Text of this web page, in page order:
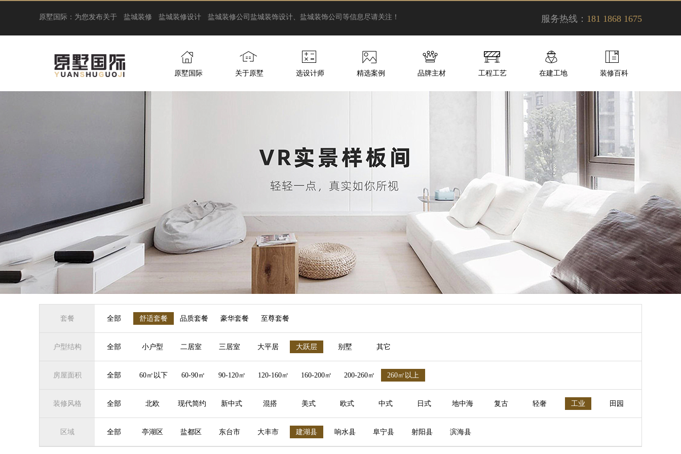
原墅国际：为您发布关于 盐城装修 盐城装修设计 盐城装修公司 盐城装饰设计、盐城装饰公司等信息尽请关注！ 服务热线： 181 1868 1675
原墅国际 关于原墅 选设计师 精选案例 品牌主材 工程工艺 在建工地 装修百科
套餐 全部 舒适套餐 品质套餐 豪华套餐 至尊套餐
户型结构 全部 小户型 二居室 三居室 大平居 大跃层 别墅 其它
房屋面积 全部 60㎡以下 60-90㎡ 90-120㎡ 120-160㎡ 160-200㎡ 200-260㎡ 260㎡以上
装修风格 全部 北欧 现代简约 新中式 混搭 美式 欧式 中式 日式 地中海 复古 轻奢 工业 田园
区域 全部 亭湖区 盐都区 东台市 大丰市 建湖县 响水县 阜宁县 射阳县 滨海县